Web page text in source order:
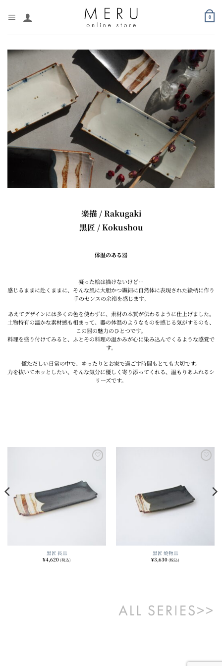
content
0
楽描 / Rakugaki
黒匠 / Kokushou
体温のある器
凝った絵は描けないけど…
感じるままに赴くままに、そんな風に大胆かつ繊細に自然体に表現された絵柄に作り
手のセンスの余裕を感じます。
あえてデザインには多くの色を使わずに、素材の本質が伝わるように仕上げました。
土物特有の温かな素材感も相まって、器の体温のようなものを感じる気がするのも、
この器の魅力のひとつです。
料理を盛り付けてみると、ふとその料理の温かみが心に染み込んでくるような感覚で
す。
慌ただしい日常の中で、ゆったりとお家で過ごす時間もとても大切です。
力を抜いてホッとしたい、そんな気分に優しく寄り添ってくれる、温もりあふれるシ
リーズです。
黒匠 長皿
¥4,620(税込)
黒匠 焼物皿
¥3,630(税込)